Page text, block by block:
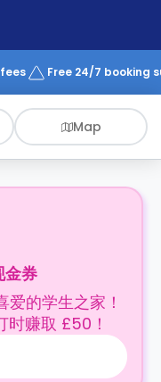
Free 24/7 booking
Map
金券
的学生之家！
时赚取 £50！